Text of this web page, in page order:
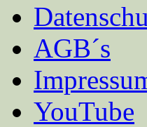
AGB´s
YouTube